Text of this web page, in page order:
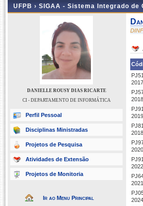
UFPB › SIGAA - Sistema Integrado
DANIELLE ROUSY DIAS RICARTE
CI - DEPARTAMENTO DE INFORMÁTICA
Perfil Pessoal
Disciplinas Ministradas
Projetos de Pesquisa
Atividades de Extensão
Projetos de Monitoria
Ir ao Menu Principal
2017
2018
2019
2018
2020
2022
2021
2024